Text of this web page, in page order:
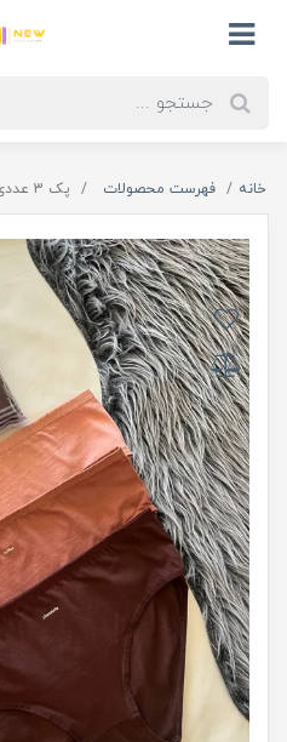
خانه فهرست محصولات پک 3 عددی شورت اسلیپ کوزا